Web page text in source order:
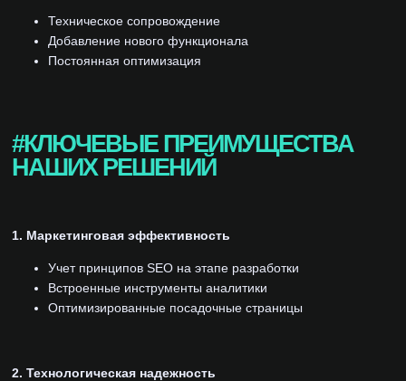
Техническое сопровождение
Добавление нового функционала
Постоянная оптимизация
#КЛЮЧЕВЫЕ ПРЕИМУЩЕСТВА
НАШИХ РЕШЕНИЙ
1. Маркетинговая эффективность
Учет принципов SEO на этапе разработки
Встроенные инструменты аналитики
Оптимизированные посадочные страницы
2. Технологическая надежность